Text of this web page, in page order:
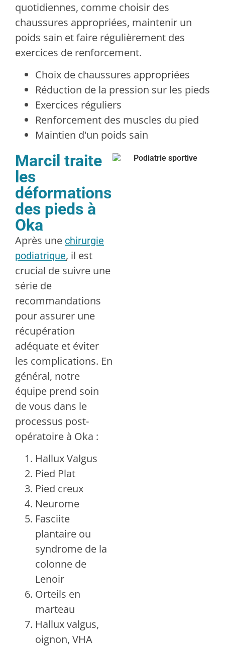
quotidiennes, comme choisir des
chaussures appropriées, maintenir un
poids sain et faire régulièrement des
exercices de renforcement.
Choix de chaussures appropriées
Réduction de la pression sur les pieds
Exercices réguliers
Renforcement des muscles du pied
Maintien d'un poids sain
Marcil traite
les
déformations
des pieds à
Oka
Après une chirurgie
podiatrique, il est
crucial de suivre une
série de
recommandations
pour assurer une
récupération
adéquate et éviter
les complications. En
général, notre
équipe prend soin
de vous dans le
processus post-
opératoire à Oka :
Hallux Valgus
Pied Plat
Pied creux
Neurome
Fasciite
plantaire ou
syndrome de la
colonne de
Lenoir
Orteils en
marteau
Hallux valgus,
oignon, VHA